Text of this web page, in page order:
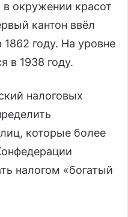
окружении красот
кантон ввёл
году. На уровне
в 1938 году.
налоговых
которые более
налогом «богатый